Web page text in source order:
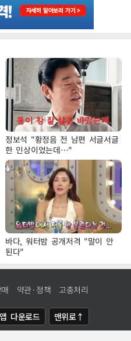
정보석 "황정음 전 남편 서글서글
한 인상이었는데…"
바다, 워터밤 공개저격 "말이 안
된다"
약관·정책 고충처리
앱 다운로드 맨위로↑